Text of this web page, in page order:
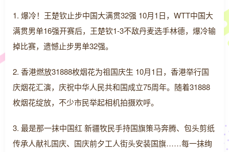
1. 爆冷！王楚钦止步中国大满贯32强 10月1日，WTT中国大
满贯男单16强开赛后，王楚钦1-3不敌丹麦选手林德，爆冷输
掉比赛，遗憾止步男单32强。
2. 香港燃放31888枚烟花为祖国庆生 10月1日，香港举行国
庆烟花汇演，庆祝中华人民共和国成立75周年。随着31888
枚烟花绽放，不少市民举起相机拍摄欢呼。
3. 最是那一抹中国红 新疆牧民手持国旗策马奔腾、包头剪纸
传承人献礼国庆、国庆前夕工人街头安装国旗……每一抹绚